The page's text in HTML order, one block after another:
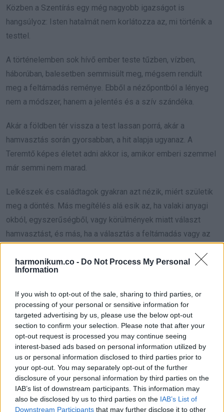
harmonikum.co - Do Not Process My Personal
Information
If you wish to opt-out of the sale, sharing to third parties, or
processing of your personal or sensitive information for
targeted advertising by us, please use the below opt-out
section to confirm your selection. Please note that after your
opt-out request is processed you may continue seeing
interest-based ads based on personal information utilized by
us or personal information disclosed to third parties prior to
your opt-out. You may separately opt-out of the further
disclosure of your personal information by third parties on the
IAB’s list of downstream participants. This information may
also be disclosed by us to third parties on the IAB’s List of
Downstream Participants that may further disclose it to other
Közben a Szentírás egy még nagyobb igazságot is
hangsúlyoz: Isten hatalmát nem korlátozza az, mi történik a
testtel.
A történelemben sok hívő ember teste tűzben, vízben,
háborúban, balesetben semmisült meg, mégsem rendült
meg a feltámadás reménye. Ebből a nézőpontból a lényeg
nem a módszer, hanem a jelentés és a szív szándéka.
Akár a földben tér vissza a test lassan porrá, akár a
hamvasztás során gyorsabban, a hit alapja ugyanaz. A
Teremtő képes életet adni akkor is, amikor emberi szemmel
már semmi nem marad.
Lelkészek és családtagok gyakran azt nézik, miért születik
meg a döntés. Más megítélés alá esik az, ha valaki anyagi
okból, egyszerűségből, vagy körülmények miatt választ
hamvasztást, és más, ha a választás a feltámadás vagy az
Sok gyülekezet arra bátorít, hogy mindenki a lelkiismerete
A hamvasztásról szóló vita végül ritkán a test sorsáról szól.
Sokkal inkább arról, mibe kapaszkodunk. A keresztény
reménység nem a földben vagy a hamuban áll, hanem az
ígéretben, hogy van élet ezen a világon túl is.
Oszd meg ezt a posztot: